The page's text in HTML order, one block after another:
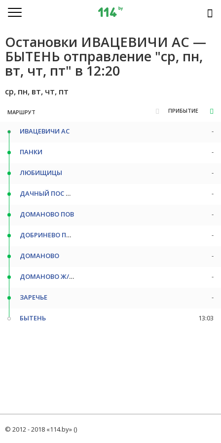
Остановки ИВАЦЕВИЧИ АС —
БЫТЕНЬ отправление "ср, пн,
вт, чт, пт" в 12:20
ср, пн, вт, чт, пт
МАРШРУТ ПРИБЫТИЕ
ИВАЦЕВИЧИ АС -
ПАНКИ -
ЛЮБИЩИЦЫ -
ДАЧНЫЙ ПОС ПОВ -
ДОМАНОВО ПОВ -
ДОБРИНЕВО ПОВ -
ДОМАНОВО -
ДОМАНОВО Ж/Д СТ -
ЗАРЕЧЬЕ -
БЫТЕНЬ 13:03
© 2012 - 2018 «114.by» ()